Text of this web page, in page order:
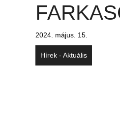
2024. május. 15.
Hírek - Aktuális